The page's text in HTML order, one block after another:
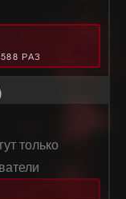
РАЗ
только